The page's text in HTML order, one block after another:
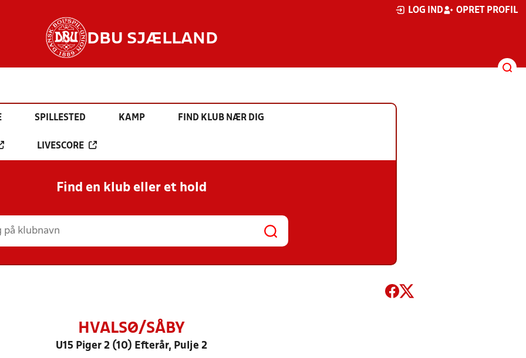
LOG IND OPRET PROFIL
DBU SJÆLLAND
SPILLESTED KAMP FIND KLUB NÆR DIG
LIVESCORE
Find en klub eller et hold
HVALSØ/SÅBY
U15 Piger 2 (10) Efterår, Pulje 2